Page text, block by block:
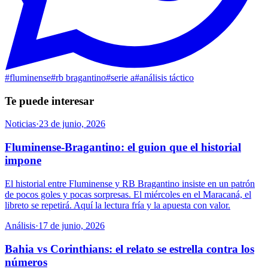
#fluminense#rb bragantino#serie a#análisis táctico
Te puede interesar
Noticias·23 de junio, 2026
Fluminense-Bragantino: el guion que el historial
impone
El historial entre Fluminense y RB Bragantino insiste en un patrón
de pocos goles y pocas sorpresas. El miércoles en el Maracaná, el
libreto se repetirá. Aquí la lectura fría y la apuesta con valor.
Análisis·17 de junio, 2026
Bahia vs Corinthians: el relato se estrella contra los
números